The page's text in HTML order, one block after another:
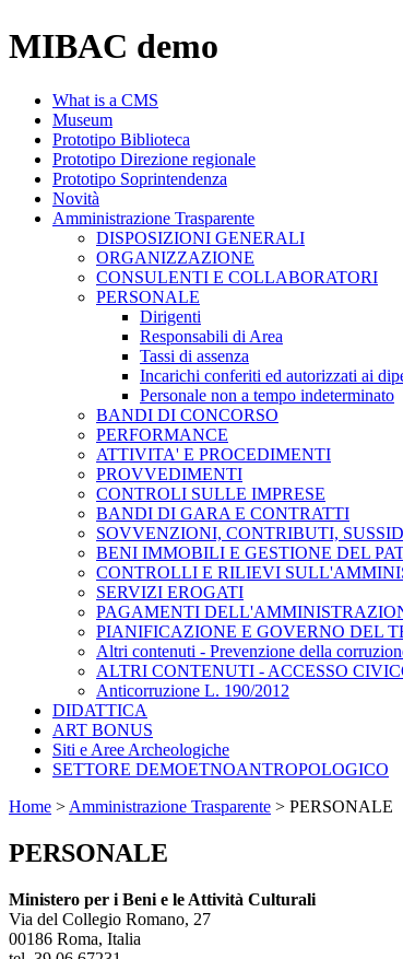
MIBAC demo
What is a CMS
Museum
Prototipo Biblioteca
Prototipo Direzione regionale
Prototipo Soprintendenza
Novità
Amministrazione Trasparente
DISPOSIZIONI GENERALI
ORGANIZZAZIONE
CONSULENTI E COLLABORATORI
PERSONALE
Dirigenti
Responsabili di Area
Tassi di assenza
Incarichi conferiti ed autorizzati ai
Personale non a tempo indeterminato
BANDI DI CONCORSO
PERFORMANCE
ATTIVITA' E PROCEDIMENTI
PROVVEDIMENTI
CONTROLI SULLE IMPRESE
BANDI DI GARA E CONTRATTI
SOVVENZIONI, CONTRIBUTI,
BENI IMMOBILI E GESTIONE DEL
CONTROLLI E RILIEVI
SERVIZI EROGATI
PAGAMENTI
PIANIFICAZIONE E GOVERNO DEL
Altri contenuti - Prevenzione della
ALTRI CONTENUTI - ACCESSO
Anticorruzione L. 190/2012
DIDATTICA
ART BONUS
Siti e Aree Archeologiche
SETTORE DEMOETNOANTROPOLOGICO
Home > Amministrazione Trasparente > PERSONALE
PERSONALE
Ministero per i Beni e le Attività Culturali
Via del Collegio Romano, 27
00186 Roma, Italia